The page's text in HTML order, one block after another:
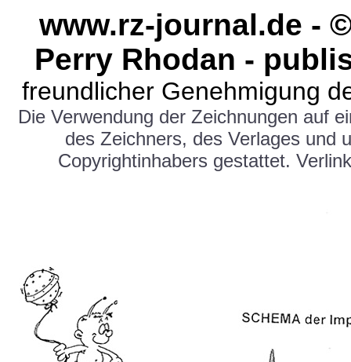
www.rz-journal.de -
Perry Rhodan -
freundlicher Genehmigung
Die Verwendung der Zeichnungen auf
des Zeichners, des Verlages und
Copyrightinhabers gestattet.